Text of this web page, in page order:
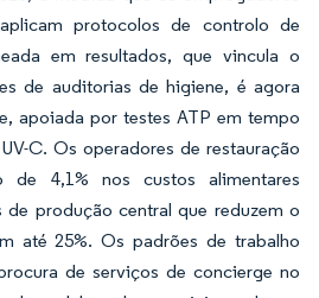
protocolos de controlo de
em resultados, que vincula o
de auditorias de higiene, é agora
apoiada por testes ATP em tempo
C. Os operadores de restauração
de 4,1% nos custos alimentares
produção central que reduzem o
até 25%. Os padrões de trabalho
de serviços de concierge no